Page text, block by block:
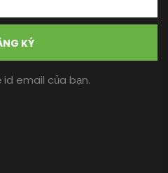
KÝ
email của bạn.